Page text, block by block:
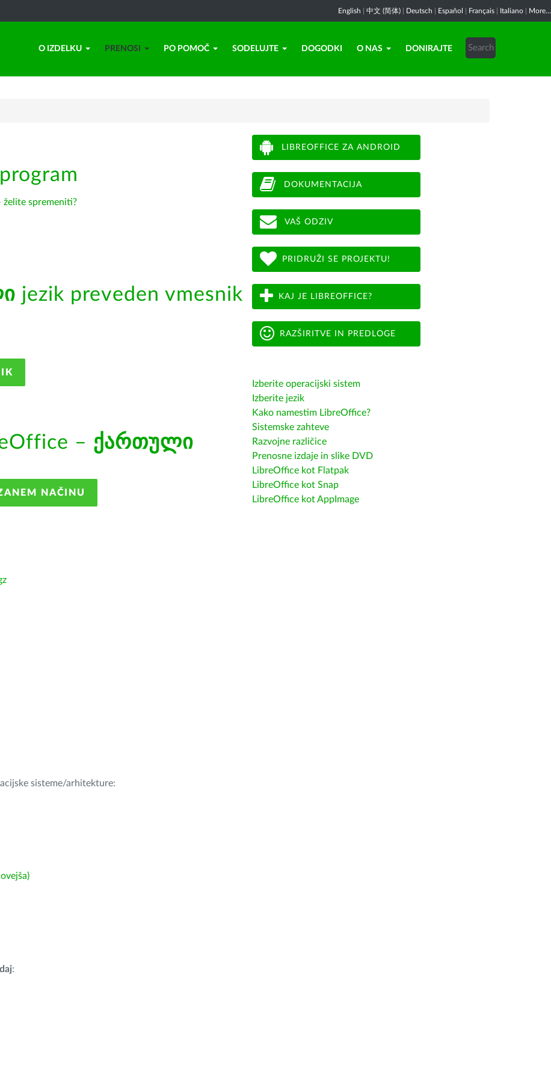
English 中文 (简体) Deutsch Español Français Italiano More...
O IZDELKU PRENOSI PO POMOČ SODELUJTE DOGODKI O NAS DONIRAJTE
želite spremeniti?
jezik preveden vmesnik
– ქართული
NAČINU
sisteme/arhitekture:
:
LIBREOFFICE ZA ANDROID
DOKUMENTACIJA
VAŠ ODZIV
PRIDRUŽI SE PROJEKTU!
KAJ JE LIBREOFFICE?
RAZŠIRITVE IN PREDLOGE
Izberite operacijski sistem
Izberite jezik
Kako namestim LibreOffice?
Sistemske zahteve
Razvojne različice
Prenosne izdaje in slike DVD
LibreOffice kot Flatpak
LibreOffice kot Snap
LibreOffice kot AppImage